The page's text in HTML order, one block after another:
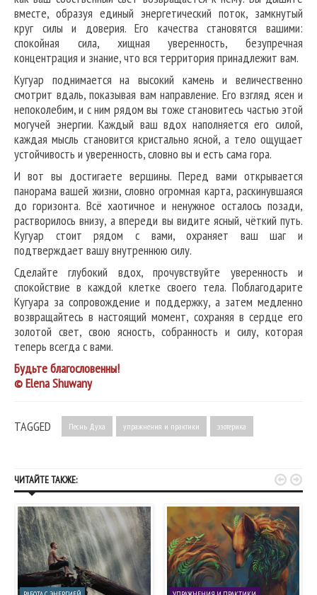
вместе, образуя единый энергетический поток, замкнутый
круг силы и доверия. Его качества становятся вашими:
спокойная сила, хищная уверенность, безупречная
концентрация и знание, что вся территория принадлежит вам.
Кугуар поднимается на высокий камень и величественно
смотрит вдаль, показывая вам направление. Его взгляд ясен и
непоколебим, и с ним рядом вы тоже становитесь частью этой
могучей энергии. Каждый ваш вдох наполняется его силой,
каждая мысль становится кристально ясной, а тело ощущает
устойчивость и уверенность, словно вы и есть сама гора.
И вот вы достигаете вершины. Перед вами открывается
панорама вашей жизни, словно огромная карта, раскинувшаяся
до горизонта. Всё хаотичное и ненужное осталось позади,
растворилось внизу, а впереди вы видите ясный, чёткий путь.
Кугуар стоит рядом с вами, охраняет ваш шаг и
подтверждает вашу внутреннюю силу.
Сделайте глубокий вдох, прочувствуйте уверенность и
спокойствие в каждой клетке своего тела. Поблагодарите
Кугуара за сопровождение и поддержку, а затем медленно
возвращайтесь в настоящий момент, сохраняя в сердце его
золотой свет, свою ясность, собранность и силу, которая
теперь всегда с вами.
Будьте благословенны!
© Elena Shuwany
TAGGED Песнь Духа упражнения и практики эзотерика
ЧИТАЙТЕ ТАКЖЕ:  